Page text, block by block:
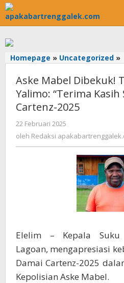
Lewati
ke
konten
Homepage » Uncategorized »
Aske Mabel Dibekuk!
Yalimo: “Terima
Cartenz-2025
22 Februari 2025
Redaksi
oleh Redaksi
Elelim – Kepala Suku
Lagoan, mengapresiasi
Damai Cartenz-2025
Kepolisian Aske Mabel.